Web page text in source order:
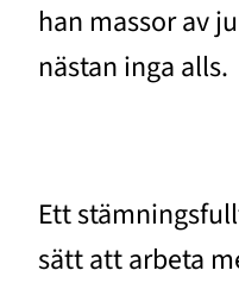
han massor av
nästan inga alls.
Ett
sätt att arbeta